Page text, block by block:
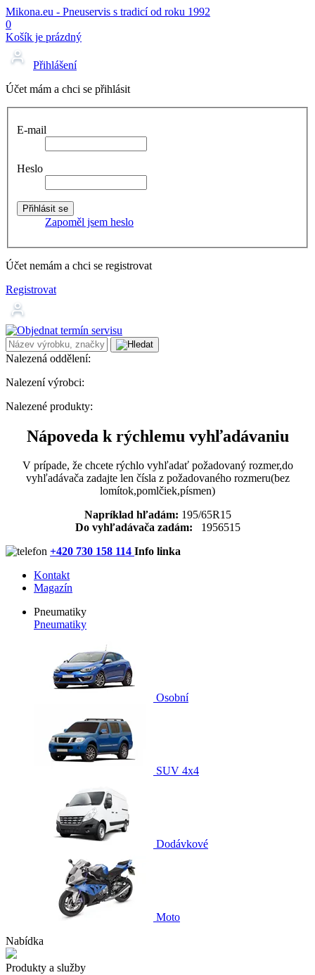
Mikona.eu - Pneuservis s tradicí od roku 1992
0
Košík je prázdný
Přihlášení
Účet mám a chci se přihlásit
E-mail
Heslo
Zapoměl jsem heslo
Účet nemám a chci se registrovat
Registrovat
Nalezená oddělení:
Nalezení výrobci:
Nalezené produkty:
Nápoveda k rýchlemu vyhľadávaniu
V prípade, že chcete rýchlo vyhľadať požadovaný rozmer,do
vyhľadávača zadajte len čísla z požadovaného rozmeru(bez
lomítok,pomlčiek,písmen)
Napríklad hľadám: 195/65R15
Do vyhľadávača zadám: 1956515
+420 730 158 114 Info linka
Kontakt
Magazín
Pneumatiky
Pneumatiky
Osobní
SUV 4x4
Dodávkové
Moto
Nabídka
Produkty a služby